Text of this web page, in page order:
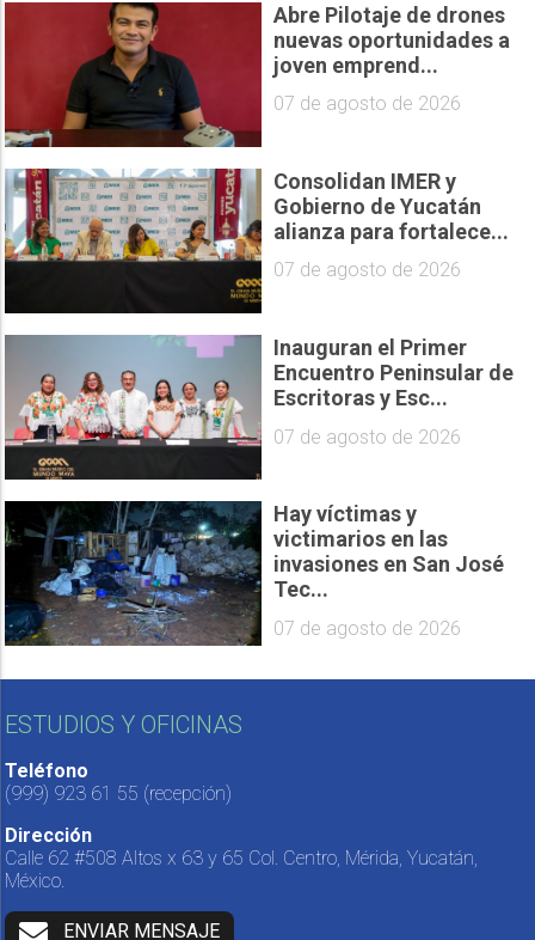
Abre Pilotaje de drones
nuevas oportunidades a
joven emprend...
07 de agosto de 2026
Consolidan IMER y
Gobierno de Yucatán
alianza para fortalece...
07 de agosto de 2026
Inauguran el Primer
Encuentro Peninsular de
Escritoras y Esc...
07 de agosto de 2026
Hay víctimas y
victimarios en las
invasiones en San José
Tec...
07 de agosto de 2026
ESTUDIOS Y OFICINAS
Teléfono
(999) 923 61 55 (recepción)
Dirección
Calle 62 #508 Altos x 63 y 65 Col. Centro, Mérida, Yucatán,
México.
ENVIAR MENSAJE